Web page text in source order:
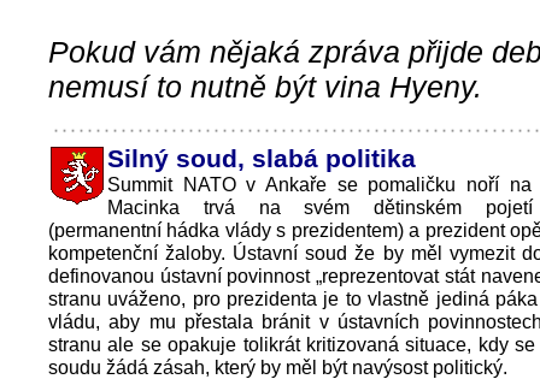
Pokud vám nějaká zpráva přijde
nemusí to nutně být vina Hyeny.
Silný soud, slabá politika
Summit NATO v Ankaře se pomaličku noří na
Macinka trvá na svém dětinském pojetí
(permanentní hádka vlády s prezidentem) a prezident
kompetenční žaloby. Ústavní soud že by měl vymezit
definovanou ústavní povinnost „reprezentovat stát
stranu uváženo, pro prezidenta je to vlastně jediná
vládu, aby mu přestala bránit v ústavních
stranu ale se opakuje tolikrát kritizovaná situace, kdy
soudu žádá zásah, který by měl být navýsost politický.